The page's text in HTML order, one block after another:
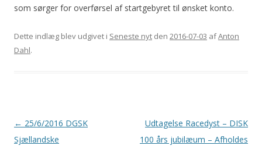
som sørger for overførsel af startgebyret til ønsket konto.
Dette indlæg blev udgivet i Seneste nyt den 2016-07-03 afAnton
Dahl.
Indlægsnavigation
← 25/6/2016 DGSK
Sjællandske
Udtagelse Racedyst – DISK
100 års jubilæum – Afholdes